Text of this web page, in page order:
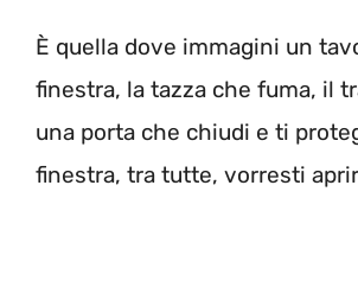
È quella dove immagini un
finestra, la tazza che fuma, il
una porta che chiudi e ti
finestra, tra tutte, vorresti